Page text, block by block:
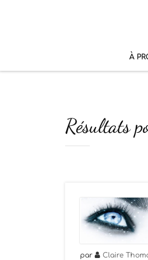
À
Résultats
par Claire